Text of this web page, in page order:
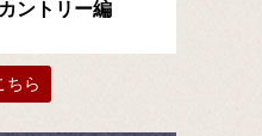
カントリー編
ちら